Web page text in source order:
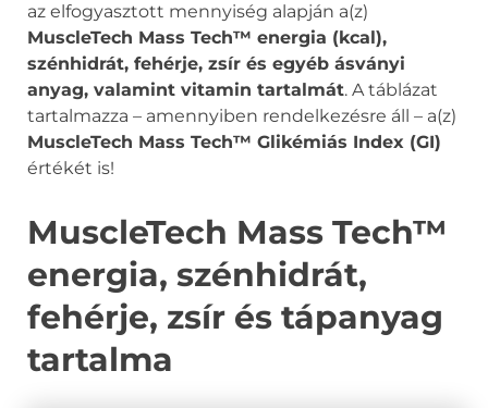
az elfogyasztott mennyiség alapján a(z)
MuscleTech Mass Tech™ energia (kcal),
szénhidrát, fehérje, zsír és egyéb ásványi
anyag, valamint vitamin tartalmát. A táblázat
tartalmazza – amennyiben rendelkezésre áll – a(z)
MuscleTech Mass Tech™ Glikémiás Index (GI)
értékét is!
MuscleTech Mass Tech™
energia, szénhidrát,
fehérje, zsír és tápanyag
tartalma